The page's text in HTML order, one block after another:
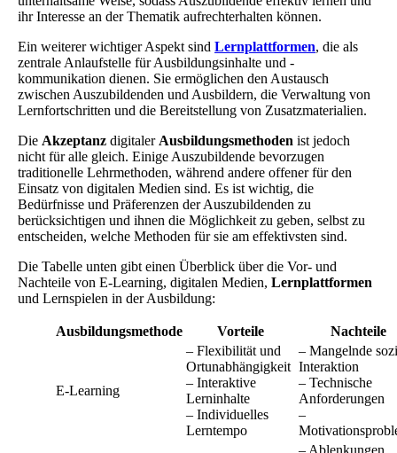
ihr Interesse an der Thematik aufrechterhalten können.
Ein weiterer wichtiger Aspekt sind Lernplattformen, die als
zentrale Anlaufstelle für Ausbildungsinhalte und -
kommunikation dienen. Sie ermöglichen den Austausch
zwischen Auszubildenden und Ausbildern, die Verwaltung von
Lernfortschritten und die Bereitstellung von Zusatzmaterialien.
Die Akzeptanz digitaler Ausbildungsmethoden ist jedoch
nicht für alle gleich. Einige Auszubildende bevorzugen
traditionelle Lehrmethoden, während andere offener für den
Einsatz von digitalen Medien sind. Es ist wichtig, die
Bedürfnisse und Präferenzen der Auszubildenden zu
berücksichtigen und ihnen die Möglichkeit zu geben, selbst zu
entscheiden, welche Methoden für sie am effektivsten sind.
Die Tabelle unten gibt einen Überblick über die Vor- und
Nachteile von E-Learning, digitalen Medien, Lernplattformen
und Lernspielen in der Ausbildung:
Ausbildungsmethode Vorteile Nachteile
E-Learning
– Flexibilität und
Ortunabhängigkeit
– Interaktive
Lerninhalte
– Individuelles
Lerntempo
– Mangelnde
Interaktion
– Technische
Anforderungen
–
– Ablenkungen